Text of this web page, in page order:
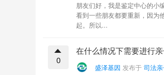
朋友们好，我是鉴定中心的小
看到一些朋友都要重新，因为
起。所以...
0
在什么情况下需要进行
盛泽基因 发布于 司法